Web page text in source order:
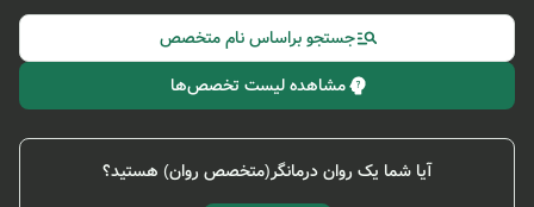
جستجو براساس نام متخصص
مشاهده لیست تخصص‌ها
آیا شما یک روان درمانگر(متخصص روان) هستید؟